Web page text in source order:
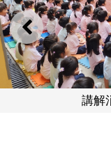
上一則
講解